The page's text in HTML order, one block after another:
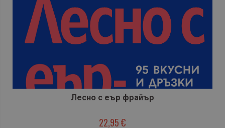
Лесно с еър фрайър
22,95 €